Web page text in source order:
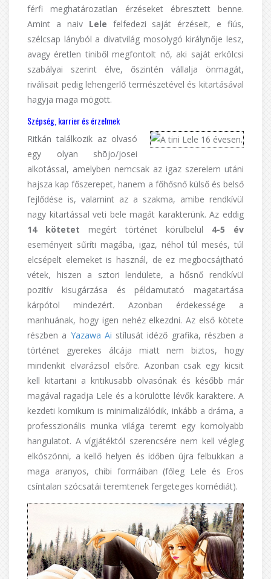
férfi meghatározatlan érzéseket ébresztett benne.
Amint a naiv Lele felfedezi saját érzéseit, e fiús,
szélcsap lányból a divatvilág mosolygó királynője lesz,
avagy éretlen tiniből megfontolt nő, aki saját erkölcsi
szabályai szerint élve, őszintén vállalja önmagát,
riválisait pedig lehengerlő természetével és kitartásával
hagyja maga mögött.
Szépség, karrier és érzelmek
Ritkán találkozik az olvasó
egy olyan shōjo/josei
alkotással, amelyben nemcsak az igaz szerelem utáni
hajsza kap főszerepet, hanem a főhősnő külső és belső
fejlődése is, valamint az a szakma, amibe rendkívül
nagy kitartással veti bele magát karakterünk. Az eddig
14 kötetet megért történet körülbelül 4-5 év
eseményeit sűríti magába, igaz, néhol túl mesés, túl
elcsépelt elemeket is használ, de ez megbocsájtható
vétek, hiszen a sztori lendülete, a hősnő rendkívül
pozitív kisugárzása és példamutató magatartása
kárpótol mindezért. Azonban érdekessége a
manhuának, hogy igen nehéz elkezdni. Az első kötete
részben a Yazawa Ai stílusát idéző grafika, részben a
történet gyerekes álcája miatt nem biztos, hogy
mindenkit elvarázsol elsőre. Azonban csak egy kicsit
kell kitartani a kritikusabb olvasónak és később már
magával ragadja Lele és a körülötte lévők karaktere. A
kezdeti komikum is minimalizálódik, inkább a dráma, a
professzionális munka világa teremt egy komolyabb
hangulatot. A vígjátéktól szerencsére nem kell végleg
elköszönni, a kellő helyen és időben újra felbukkan a
maga aranyos, chibi formáiban (főleg Lele és Eros
csíntalan szócsatái teremtenek fergeteges komédiát).